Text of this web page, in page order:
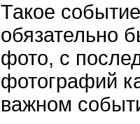
Такое
обязательно
фото, с
фотографий
важном